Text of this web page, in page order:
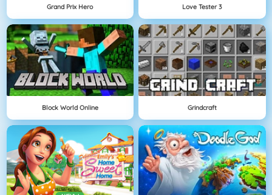
Grand Prix Hero Love Tester 3
Block World Online Grindcraft